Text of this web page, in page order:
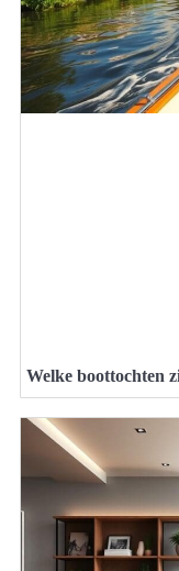
Welke boottochten